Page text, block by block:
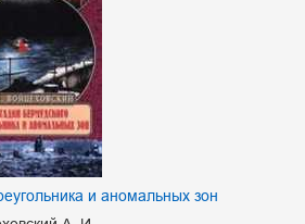
и аномальных зон